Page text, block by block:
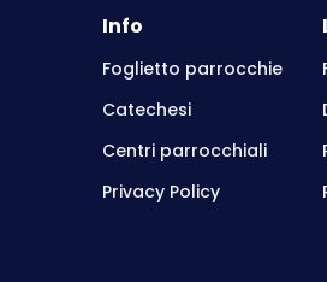
Info
Foglietto parrocchie
Catechesi
Centri parrocchiali
Privacy Policy